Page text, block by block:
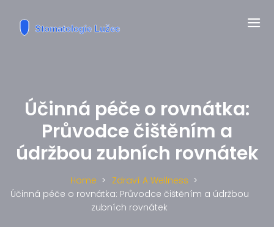
Účinná péče o rovnátka:
Průvodce čištěním a
údržbou zubních rovnátek
Home
Zdraví A Wellness
Účinná péče o rovnátka: Průvodce čištěním a údržbou
zubních rovnátek